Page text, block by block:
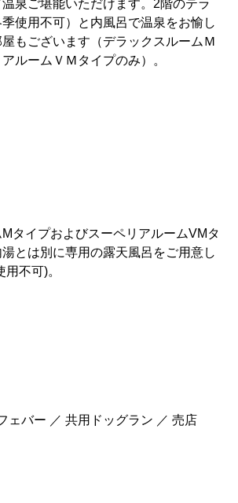
泉ご堪能いただけます。2階のテラ
使用不可）と内風呂で温泉をお愉し
もございます（デラックスルームＭ
ルームＶＭタイプのみ）。
タイプおよびスーペリアルームVMタ
とは別に専用の露天風呂をご用意し
不可)。
ェバー ／ 共用ドッグラン ／ 売店